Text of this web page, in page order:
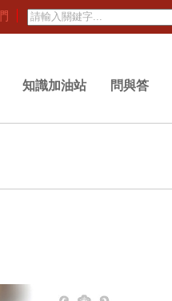
問與答
知識加油站